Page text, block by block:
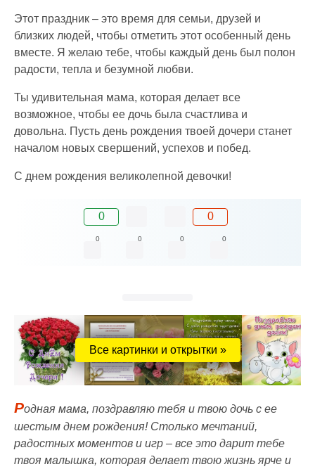
Этот праздник – это время для семьи, друзей и
близких людей, чтобы отметить этот особенный день
вместе. Я желаю тебе, чтобы каждый день был полон
радости, тепла и безумной любви.
Ты удивительная мама, которая делает все
возможное, чтобы ее дочь была счастлива и
довольна. Пусть день рождения твоей дочери станет
началом новых свершений, успехов и побед.
С днем рождения великолепной девочки!
0 0
0 0 0 0
Все картинки и открытки »
Родная мама, поздравляю тебя и твою дочь с ее
шестым днем рождения! Столько мечтаний,
радостных моментов и игр – все это дарит тебе
твоя малышка, которая делает твою жизнь ярче и